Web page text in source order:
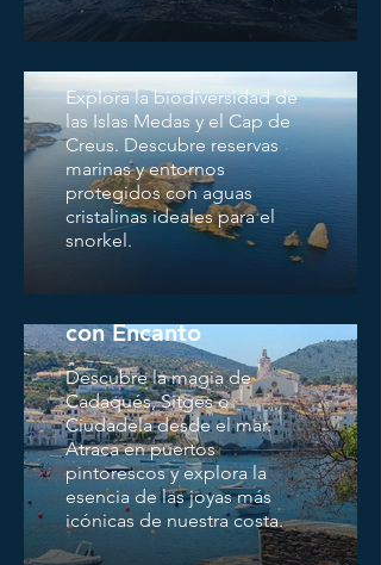
Navega por Parques y
Explora la biodiversidad de
las Islas Medas y el Cap de
Creus. Descubre reservas
marinas y entornos
protegidos con aguas
cristalinas ideales para el
snorkel.
con Encanto
Descubre la magia de
Cadaqués, Sitges o
Ciudadela desde el mar.
Atraca en puertos
pintorescos y explora la
esencia de las joyas más
icónicas de nuestra costa.
Gastronomía y
Detalles Únicos a
Bordo